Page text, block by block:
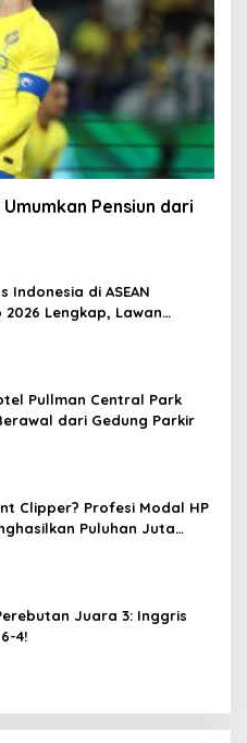
Pensiun dari
Indonesia di ASEAN
2026 Lengkap, Lawan
Vietnam
Pullman Central Park
dari Gedung Parkir
Clipper? Profesi Modal HP
Puluhan Juta
Juara 3: Inggris
4!